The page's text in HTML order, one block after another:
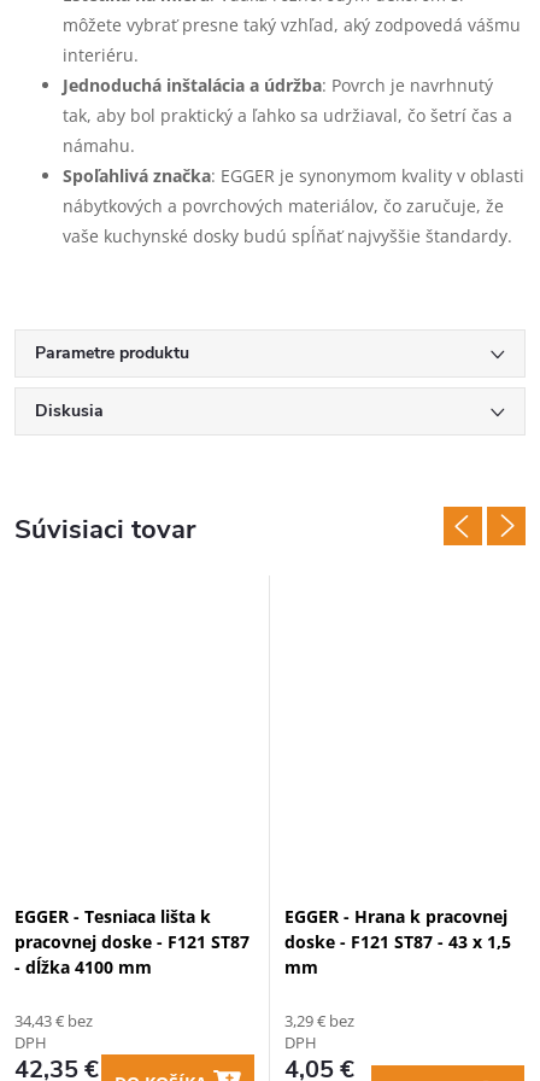
môžete vybrať presne taký vzhľad, aký zodpovedá vášmu
interiéru.
Jednoduchá inštalácia a údržba: Povrch je navrhnutý
tak, aby bol praktický a ľahko sa udržiaval, čo šetrí čas a
námahu.
Spoľahlivá značka: EGGER je synonymom kvality v oblasti
nábytkových a povrchových materiálov, čo zaručuje, že
vaše kuchynské dosky budú spĺňať najvyššie štandardy.
Parametre produktu
Diskusia
Súvisiaci tovar
EGGER - Tesniaca lišta k
pracovnej doske - F121 ST87
- dĺžka 4100 mm
34,43 € bez
DPH
42,35 €
EGGER - Hrana k pracovnej
doske - F121 ST87 - 43 x 1,5
mm
3,29 € bez
DPH
4,05 €